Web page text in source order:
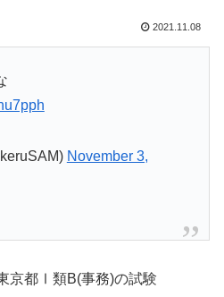
2021.11.08
November 3,
京都Ⅰ類B(事務)の試験